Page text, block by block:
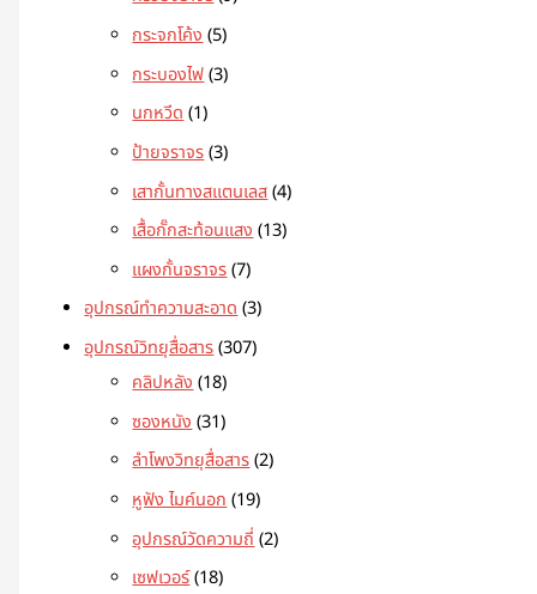
กระจกโค้ง 5
กระบองไฟ 3
นกหวีด 1
ป้ายจราจร 3
เสากั้นทางสแตนเลส 4
เสื้อกั๊กสะท้อนแสง 13
แผงกั้นจราจร 7
อุปกรณ์ทำความสะอาด 3
อุปกรณ์วิทยุสื่อสาร 307
คลิปหลัง 18
ซองหนัง 31
ลำโพงวิทยุสื่อสาร 2
หูฟัง ไมค์นอก 19
อุปกรณ์วัดความถี่ 2
เซฟเวอร์ 18